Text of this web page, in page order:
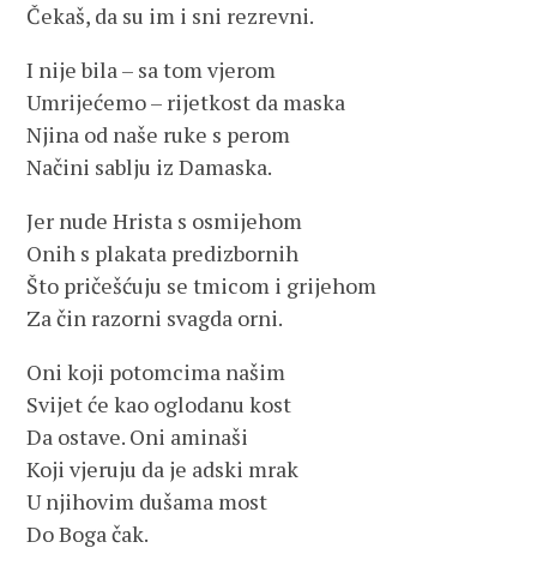
Čekaš, da su im i sni rezrevni.
I nije bila – sa tom vjerom
Umrijećemo – rijetkost da maska
Njina od naše ruke s perom
Načini sablju iz Damaska.
Jer nude Hrista s osmijehom
Onih s plakata predizbornih
Što pričešćuju se tmicom i grijehom
Za čin razorni svagda orni.
Oni koji potomcima našim
Svijet će kao oglodanu kost
Da ostave. Oni aminaši
Koji vjeruju da je adski mrak
U njihovim dušama most
Do Boga čak.